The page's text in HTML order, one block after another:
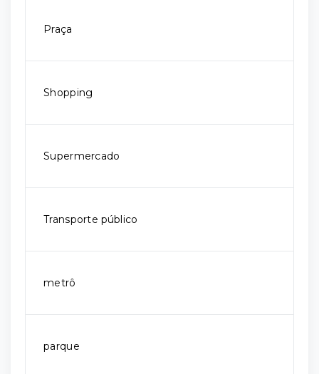
Praça
Shopping
Supermercado
Transporte público
metrô
parque